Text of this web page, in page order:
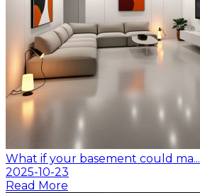
What if your basement could ma...
2025-10-23
Read More